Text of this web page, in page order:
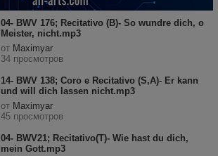
04- BWV 176; Recitativo (B)- So wundre dich, o
Meister, nicht.mp3
от Maximyar
34 просмотров
14- BWV 138; Coro e Recitativo (S,A)- Er kann
und will dich lassen nicht.mp3
от Maximyar
45 просмотров
04- BWV21; Recitativo(T)- Wie hast du dich,
mein Gott.mp3